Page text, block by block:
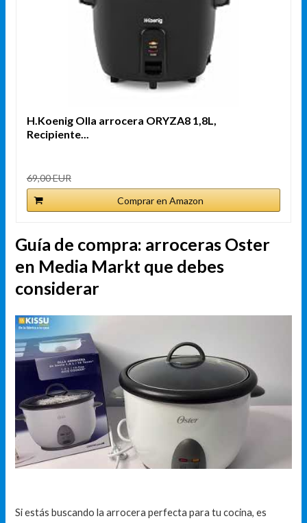
H.Koenig Olla arrocera ORYZA8 1,8L,
Recipiente...
69,00 EUR
Comprar en Amazon
Guía de compra: arroceras Oster
en Media Markt que debes
considerar
Si estás buscando la arrocera perfecta para tu cocina, es